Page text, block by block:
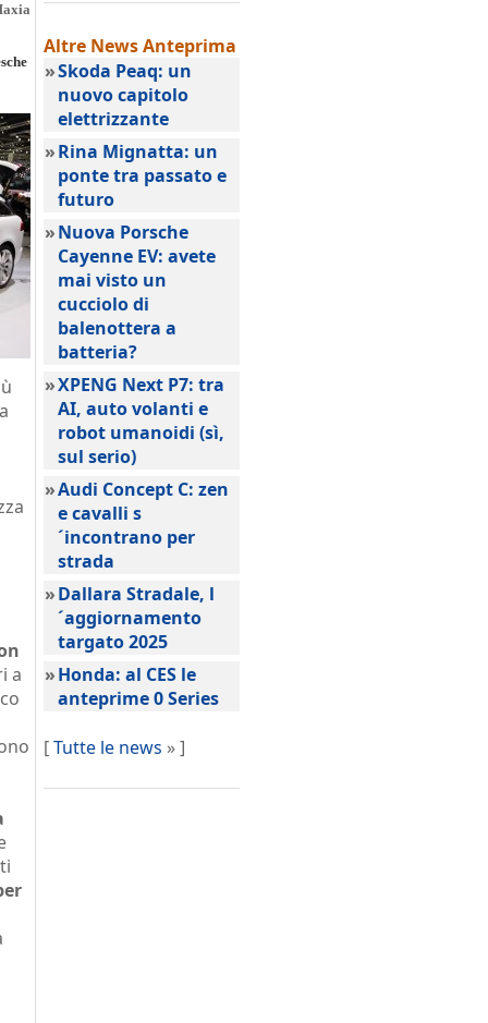
a
Altre NewsAnteprima
»Skoda Peaq: un
nuovo capitolo
elettrizzante
»Rina Mignatta: un
ponte tra passato e
futuro
»Nuova Porsche
Cayenne EV: avete
mai visto un
cucciolo di
balenottera a
batteria?
»XPENG Next P7: tra
AI, auto volanti e
robot umanoidi (sì,
sul serio)
»Audi Concept C: zen
e cavalli s
´incontrano per
strada
»Dallara Stradale, l
´aggiornamento
targato 2025
»Honda: al CES le
anteprime 0 Series
[Tutte le news » ]